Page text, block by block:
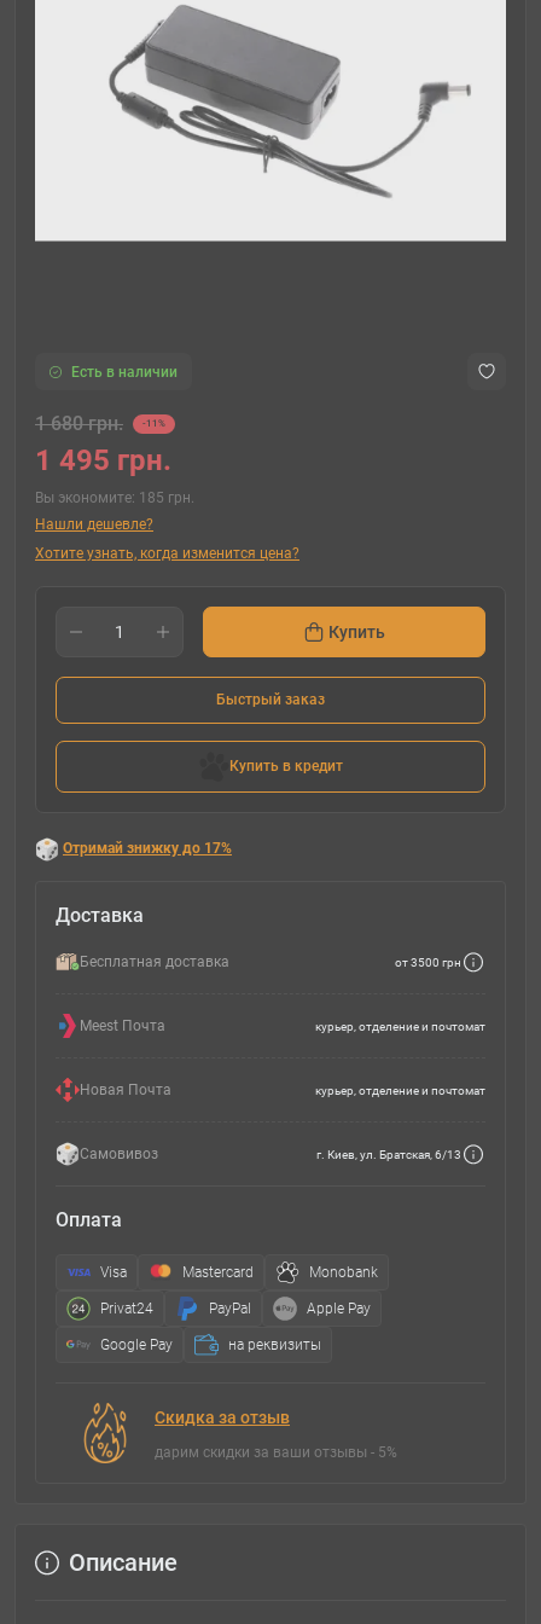
Есть в наличии
1 680 грн. -11%
1 495 грн.
Вы экономите: 185 грн.
Нашли дешевле?
Хотите узнать, когда изменится цена?
Купить
Быстрый заказ
Купить в кредит
Отримай знижку до 17%
Доставка
Бесплатная доставка от 3500 грн
Meest Почта курьер, отделение и почтомат
Новая Почта курьер, отделение и почтомат
Самовивоз г. Киев, ул. Братская, 6/13
Оплата
Visa Mastercard Monobank
Privat24 PayPal Apple Pay
Google Pay на реквизиты
Скидка за отзыв
дарим скидки за ваши отзывы - 5%
Описание